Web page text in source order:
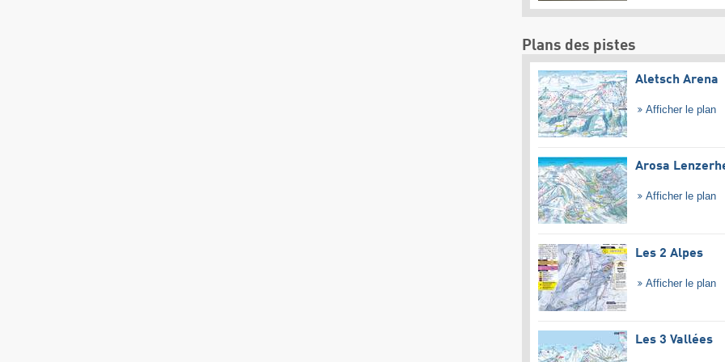
Plans des pistes
Aletsch Arena
Afficher le plan
Arosa
Afficher le plan
Les 2 Alpes
Afficher le plan
Les 3 Vallées